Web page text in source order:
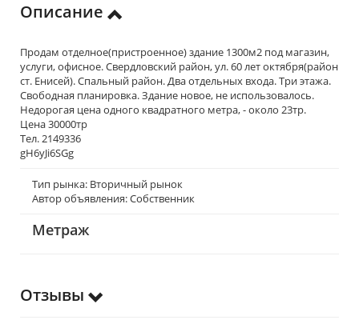
Описание
Продам отделное(пристроенное) здание 1300м2 под магазин,
услуги, офисное. Свердловский район, ул. 60 лет октября(район
ст. Енисей). Спальный район. Два отдельных входа. Три этажа.
Свободная планировка. Здание новое, не использовалось.
Недорогая цена одного квадратного метра, - около 23тр.
Цена 30000тр
Тел. 2149336
gH6yJi6SGg
Тип рынка: Вторичный рынок
Автор объявления: Собственник
Метраж
Отзывы